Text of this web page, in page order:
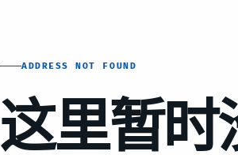
ADDRESS NOT FOUND
这里暂时